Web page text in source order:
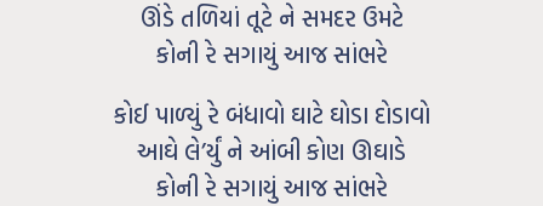
ઊંડે તળિયાં તૂટે ને સમદર ઉમટે
કોની રે સગાયું આજ સાંભરે
કોઈ પાળ્યું રે બંધાવો ઘાટે ઘોડા દોડાવો
આઘે લે’ર્યું ને આંબી કોણ ઊઘાડે
કોની રે સગાયું આજ સાંભરે